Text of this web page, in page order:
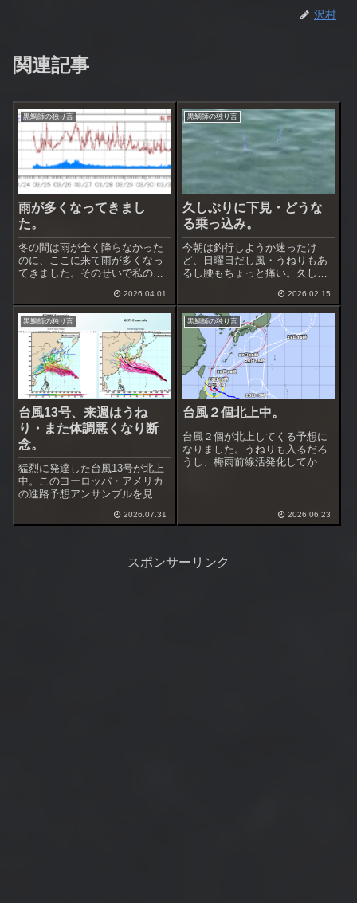
沢村
関連記事
黒鯛師の独り言
雨が多くなってきまし
た。
冬の間は雨が全く降らなかった
のに、ここに来て雨が多くなっ
てきました。そのせいで私の体
を短期間で繰り返してます。釣
行できると思ったら雨、久しぶ
りの南西暴風も吹きましたね。
週末も南の強風が吹きそうで
す。昨日は南西暴風...
2026.04.01
黒鯛師の独り言
久しぶりに下見・どうな
る乗っ込み。
今朝は釣行しようか迷ったけ
ど、日曜日だし風・うねりもあ
るし腰もちょっと痛い。久しぶ
た場所は２ヶ所。最初の場所は
地磯、釣り人は居ない。西風や
や強くうねりあり、この状況で
出来るかどうか波の這い上がり
などを見ておく。西...
2026.02.15
黒鯛師の独り言
台風13号、来週はうね
り・また体調悪くなり断
念。
猛烈に発達した台風13号が北上
中。このヨーロッパ・アメリカ
の進路予想アンサンブルを見る
ナ海へ向かうのが多い。まだ進
けは避けて欲しいですね。下で
2026.07.31
黒鯛師の独り言
台風２個北上中。
台風２個が北上してくる予想に
なりました。うねりも入るだろ
うし、梅雨前線活発化してかな
みようかな。この前は準浅場を
攻めましたが、何故かフグが出
2026.06.23
スポンサーリンク